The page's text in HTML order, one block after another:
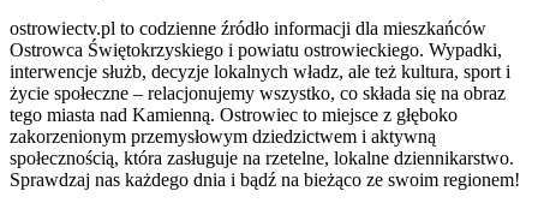
ostrowiectv.pl to codzienne źródło informacji dla mieszkańców
Ostrowca Świętokrzyskiego i powiatu ostrowieckiego. Wypadki,
interwencje służb, decyzje lokalnych władz, ale też kultura, sport i
życie społeczne – relacjonujemy wszystko, co składa się na obraz
tego miasta nad Kamienną. Ostrowiec to miejsce z głęboko
zakorzenionym przemysłowym dziedzictwem i aktywną
społecznością, która zasługuje na rzetelne, lokalne dziennikarstwo.
Sprawdzaj nas każdego dnia i bądź na bieżąco ze swoim regionem!